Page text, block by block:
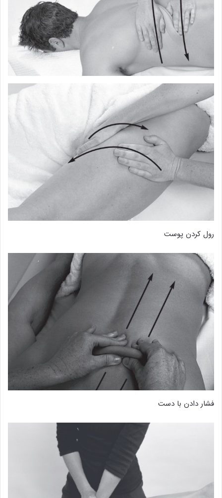
رول کردن پوست
فشار دادن با دست